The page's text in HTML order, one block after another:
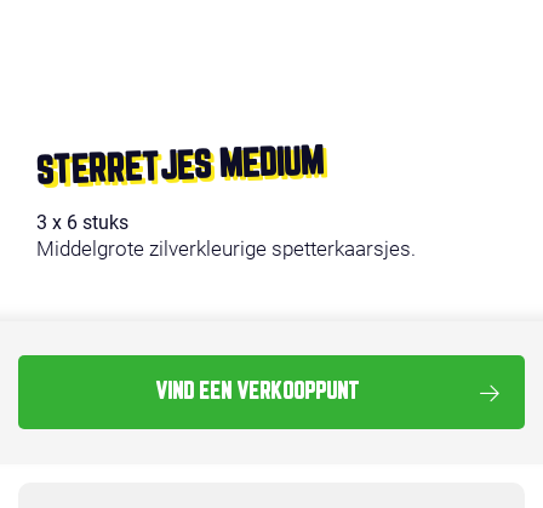
STERRETJES MEDIUM
3 x 6 stuks
Middelgrote zilverkleurige spetterkaarsjes.
VIND EEN VERKOOPPUNT